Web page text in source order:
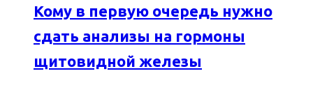
Кому в первую очередь нужно
сдать анализы на гормоны
щитовидной железы